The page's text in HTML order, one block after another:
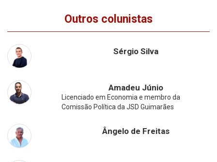
Outros colunistas
Sérgio Silva
Amadeu Júnio
Licenciado em Economia e membro da
Comissão Política da JSD Guimarães
Ângelo de Freitas